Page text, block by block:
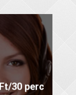
30 perc